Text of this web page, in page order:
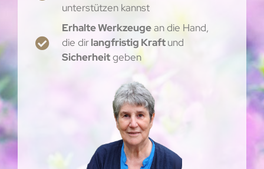
unterstützen kannst
Erhalte Werkzeugean die Hand,
die dirlangfristig Kraftund
Sicherheitgeben